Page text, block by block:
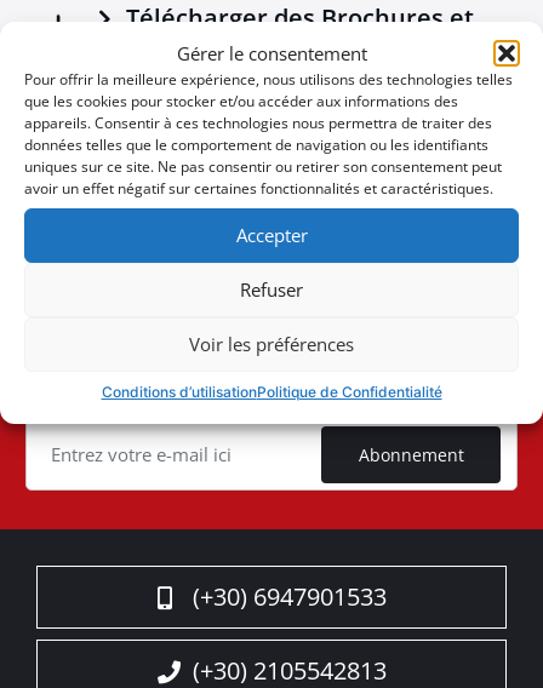
Gérer le consentement
Pour offrir la meilleure expérience, nous utilisons des technologies telles
que les cookies pour stocker et/ou accéder aux informations des
appareils. Consentir à ces technologies nous permettra de traiter des
données telles que le comportement de navigation ou les identifiants
uniques sur ce site. Ne pas consentir ou retirer son consentement peut
avoir un effet négatif sur certaines fonctionnalités et caractéristiques.
Accepter
Refuser
Voir les préférences
Conditions d’utilisationPolitique de Confidentialité
gamme déjà réussie des accessoires Tessera4x4.
Télécharger des Brochures et
Manuels
Nouvelles de l'Entreprise
Offres spéciales
Cookie
Vous ne voulez pas manquer une
occasion
Abonnement
(+30) 6947901533
(+30) 2105542813